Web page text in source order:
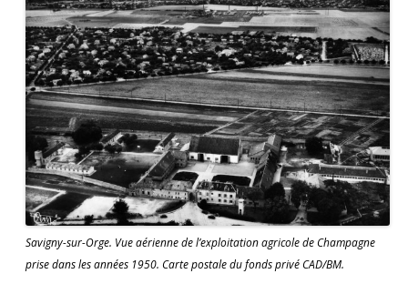
Savigny-sur-Orge. Vue aérienne de l’exploitation agricole de Champagne
prise dans les années 1950. Carte postale du fonds privé CAD/BM.